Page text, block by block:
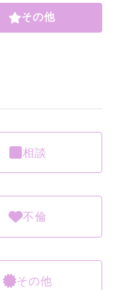
その他
相談
不倫
その他